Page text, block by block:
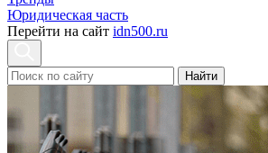
Юридическая часть
Перейти на сайт idn500.ru
Найти